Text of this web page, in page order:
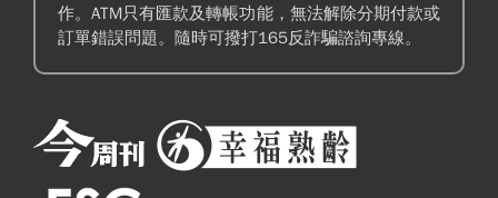
作。ATM只有匯款及轉帳功能，無法解除分期付款或
訂單錯誤問題。隨時可撥打165反詐騙諮詢專線。